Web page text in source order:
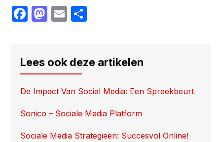
F
e
b
o
o
M
o
d
o
n
E
e
Lees ook deze artikelen
De Impact Van Social Media: Een Spreekbeurt
Sonico – Sociale Media Platform
Sociale Media Strategieën: Succesvol Online!